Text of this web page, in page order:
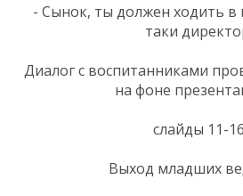
- Сынок, ты должен ходить в
таки
Диалог с воспитанниками
на фоне
слайды 11-16
Выход младших